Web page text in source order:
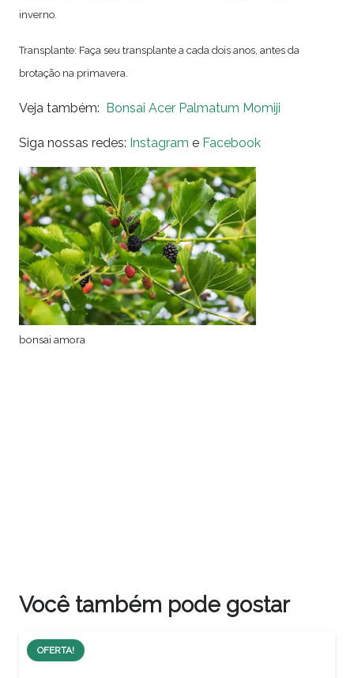
inverno.
Transplante: Faça seu transplante a cada dois anos, antes da
brotação na primavera.
Veja também: Bonsai Acer Palmatum Momiji
Siga nossas redes: Instagram e Facebook
bonsai amora
Você também pode gostar
OFERTA!